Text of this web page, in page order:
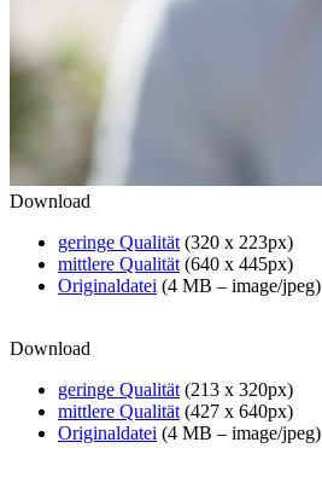
Download
geringe Qualität (320 x 223px)
mittlere Qualität (640 x 445px)
Originaldatei (4 MB – image/jpeg)
Download
geringe Qualität (213 x 320px)
mittlere Qualität (427 x 640px)
Originaldatei (4 MB – image/jpeg)